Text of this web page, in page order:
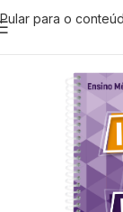
Pular para o